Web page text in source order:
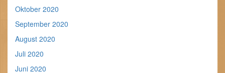
Oktober 2020
September 2020
August 2020
Juli 2020
Juni 2020